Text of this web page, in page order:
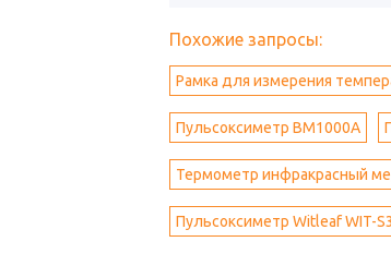
Похожие запросы:
Рамка для измерения
Пульсоксиметр BM1000А
Термометр инфракрасный
Пульсоксиметр Witleaf WIT-